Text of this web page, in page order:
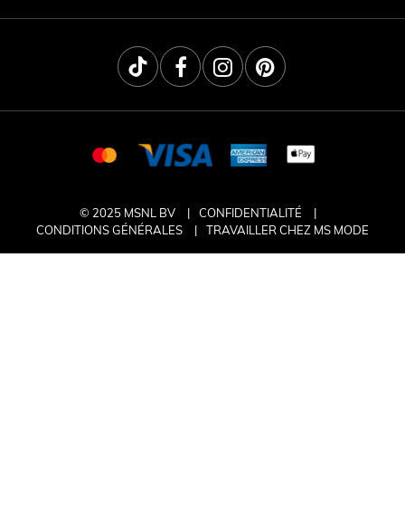
© 2025 MSNL BV
CONFIDENTIALITÉ
CONDITIONS GÉNÉRALES
TRAVAILLER CHEZ MS MODE